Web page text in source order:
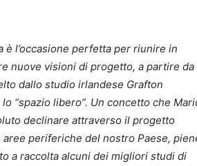
è l’occasione perfetta per riunire in
nuove visioni di progetto, a partire da
dallo studio irlandese Grafton
“spazio libero”. Un concetto che
declinare attraverso il progetto
periferiche del nostro Paese,
a raccolta alcuni dei migliori studi di